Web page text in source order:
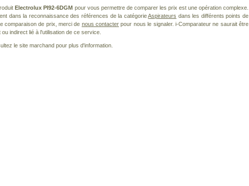
Electrolux PI92-6DGM pour vous permettre de comparer les prix est une opération complexe.
dans la reconnaissance des références de la catégorieAspirateurs dans les différents points de
comparaison de prix, merci de nous contacter pour nous le signaler. i-Comparateur ne saurait être
indirect lié à l'utilisation de ce service.
le site marchand pour plus d'information.